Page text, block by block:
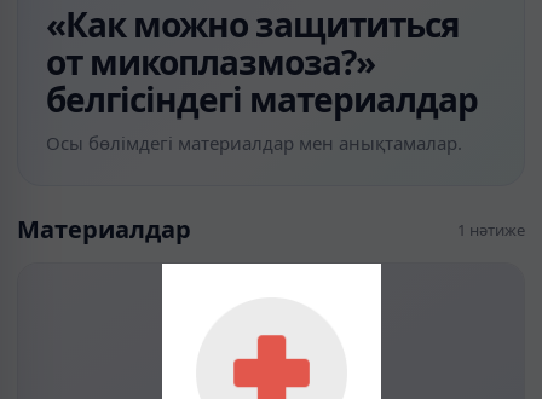
«Как можно защититься
от микоплазмоза?»
белгісіндегі материалдар
Осы бөлімдегі материалдар мен анықтамалар.
Материалдар 1 нәтиже